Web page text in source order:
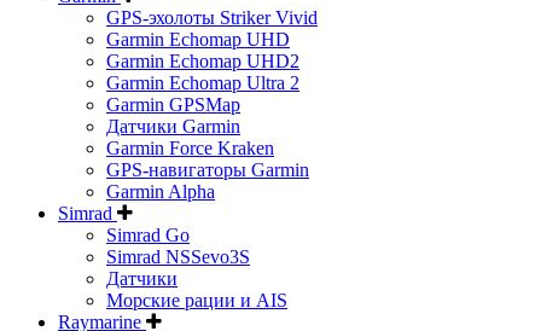
GPS-эхолоты Striker Vivid
Garmin Echomap UHD
Garmin Echomap UHD2
Garmin Echomap Ultra 2
Garmin GPSMap
Датчики Garmin
Garmin Force Kraken
GPS-навигаторы Garmin
Garmin Alpha
Simrad
Simrad Go
Simrad NSSevo3S
Датчики
Морские рации и AIS
Raymarine